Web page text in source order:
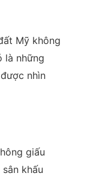
Mỹ không
là những
nhìn
giấu
khấu